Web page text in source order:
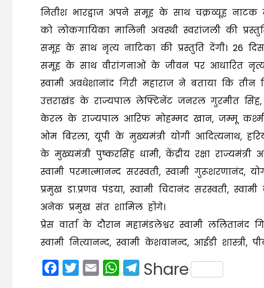
नितीश भारद्वाज अपने समूह के साथ चक्रव्यूह नाटक
को लोकगायिका मालिनी अवस्थी स्वरांजली की
समूह के साथ नृत्य नाटिका की प्रस्तुति देंगी। 26
समूह के साथ वीरांगनाओं के जीवन पर आधारित
स्वामी अवधेशानांद गिरी महाराज ने बताया कि तीन
उत्तराखंड के राज्यपाल लेफ्टिनेंट जनरल गुरमीत सिंह,
केरल के राज्यपाल आरिफ मोहम्मद खान, जम्मू
ओम बिरला, यूपी के मुख्यमंत्री योगी आदित्यनाथ,
के मुख्यमंत्री पुष्करसिंह धामी, केंद्रीय रक्षा
स्वामी परमात्मानन्द सरस्वती, स्वामी गुरूशरणानंद,
प्रमुख डा.प्रणव पंडया, स्वामी चिदानंद सरस्वती,
अनेक प्रमुख संत शामिल होंगे।
प्रेस वार्ता के दौरान महामंडलेश्वर स्वामी ललितानंद
स्वामी नित्यानन्द, स्वामी केशवानन्द, आईडी
Facebook
Twitter
EmailWhatsApp
Telegram
Share